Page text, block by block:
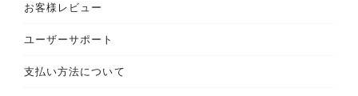
お客様レビュー
ユーザーサポート
支払い方法について